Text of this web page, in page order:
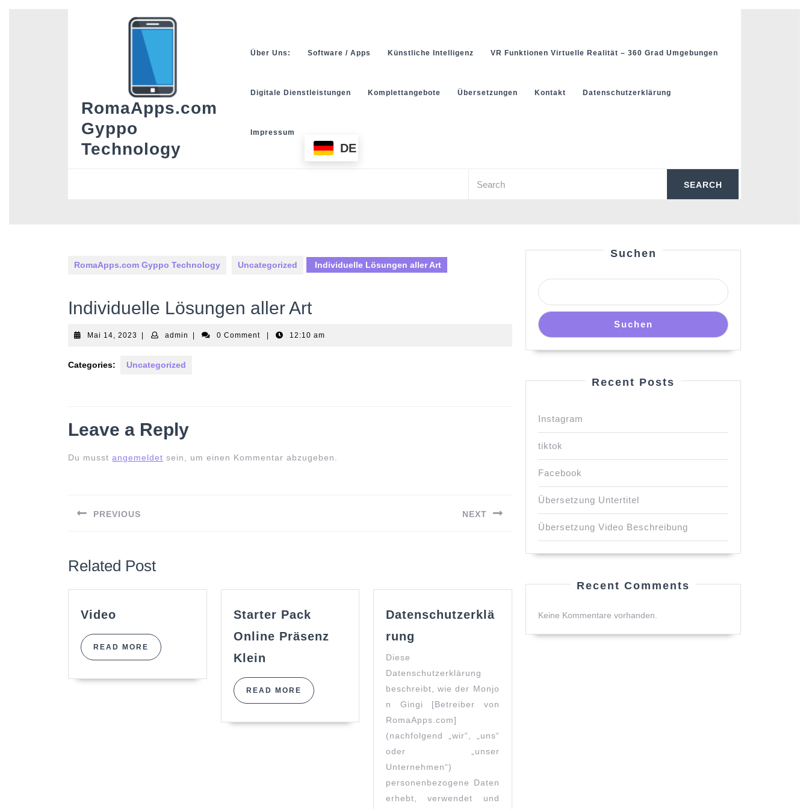
RomaApps.com
Gyppo
Technology
Über Uns: Software / Apps Künstliche Intelligenz VR Funktionen Virtuelle Realität – 360 Grad Umgebungen
Digitale Dienstleistungen Komplettangebote Übersetzungen Kontakt Datenschutzerklärung
Impressum
DE
Search
RomaApps.com Gyppo Technology Uncategorized Individuelle Lösungen aller Art
Individuelle Lösungen aller Art
Mai 14, 2023 Mai
| admin admin
| 0 Comment | 12:10 am
Categories: Uncategorized
Leave a Reply
Du musstangemeldet sein, um einen Kommentar abzugeben.
Navigation
PREVIOUS NEXT
Related Post
Video
READ MORE READ
MORE
Starter Pack
Online Präsenz
Klein
Online
Präsenz
READ MORE READ
MORE
Datenschutzerklä
rung
Diese
Datenschutzerklärung
beschreibt, wie der Monjo
n Gingi [Betreiber von
RomaApps.com]
(nachfolgend „wir“, „uns“
oder „unser
Unternehmen“)
personenbezogene Daten
erhebt, verwendet und
Suchen
Suchen
Recent Posts
Instagram
tiktok
Facebook
Übersetzung Untertitel
Übersetzung Video Beschreibung
Recent Comments
Keine Kommentare vorhanden.